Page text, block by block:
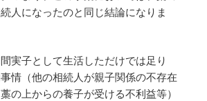
人になったのと同じ結論になりま
実子として生活しただけでは足り
情（他の相続人が親子関係の不存在
の上からの養子が受ける不利益等）